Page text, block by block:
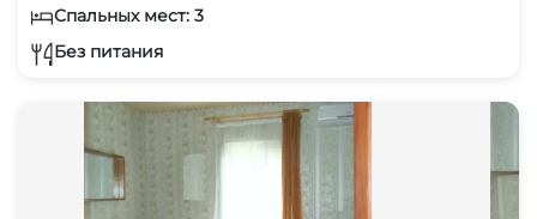
Спальных мест: 3
Без питания